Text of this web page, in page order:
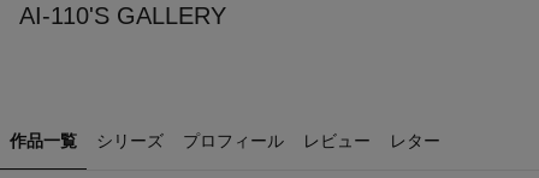
AI-110'S GALLERY
作品一覧 シリーズ プロフィール レビュー レター